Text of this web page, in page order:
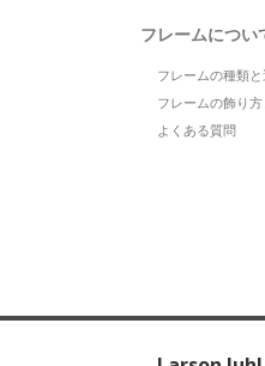
フレームについ
フレームの種類
フレームの飾り
よくある質問